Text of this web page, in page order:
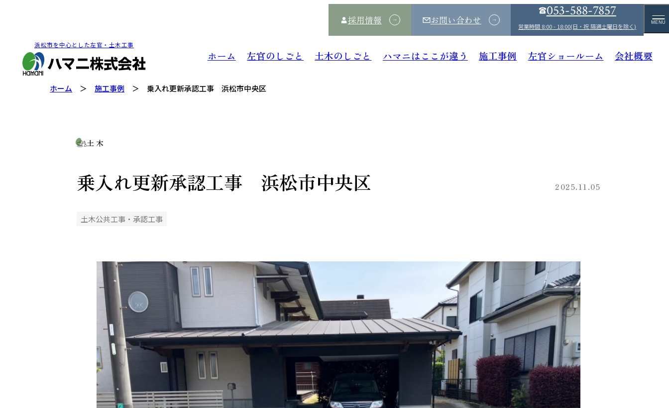
浜松市を中心とした左官・土木工事
採用情報 お問い合わせ
053-588-7857
営業時間 8:00 - 18:00(日・祝 隔週土曜日を除く)
MENU
ホーム 左官のしごと 土木のしごと ハマニはここが違う 施工事例 左官ショールーム 会社概要
ホーム 施工事例 乗入れ更新承認工事 浜松市中央区
土 木
乗入れ更新承認工事 浜松市中央区 2025.11.05
土木公共工事・承認工事